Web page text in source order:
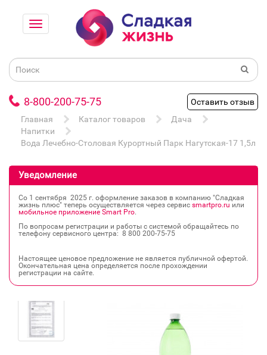
8-800-200-75-75
Оставить отзыв
Главная
Каталог товаров
Дача
Напитки
Вода Лечебно-Столовая Курортный Парк Нагутская-17 1,5л
Уведомление
Со 1 сентября 2025 г. оформление заказов в компанию "Сладкая
жизнь плюс" теперь осуществляется через сервис smartpro.ru или
мобильное приложение Smart Pro.
По вопросам регистрации и работы с системой обращайтесь по
телефону сервисного центра: 8 800 200‐75‐75
Настоящее ценовое предложение не является публичной офертой.
Окончательная цена определяется после прохождении
регистрации на сайте.